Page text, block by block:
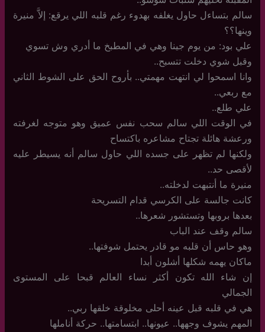
سالم بتساءل حاول يغلفه بهدوء رغم قلبه اللي يرقع: إلاَّ منيرة
وينها؟؟
علي بود: من يوم جينا وهي في المطبخ ما أدري وش تسوي
وقبل شوي دخلت تتسبح..
وانا اسمحوا لي انتهت مهمتي.. بأروح الحق على الشوط الثاني
مع ربعي..
علي طلع..
في الوقت اللي سالم سحب نفس عميق وهو متوجه لغرفته
ورعشة هائلة تجتاح مشاعره باكتساح
ولكنها لم تظهر على جسده اللي حاول سالم أنه يسيطر عليه
لأقصى حد..
منيرة ما أنتبهت لدخلته..
كانت جالسة على الكرسي قدام التسريحة
بعدها بروبها وتستشور شعرها..
سالم وقف عند الباب
وهو حاس أن قلبه مو قادر يحتمل شوفتها..
ماكان يهمه شكلها أشلون أبدا
إن شاء الله تكون أكثر نساء العالم قبحا على المستوى
الجمالي
هي في قلبه قبل عينه أحلى مخلوقة خلقها ربي..
المهم يشوف وجهها.. عيونها.. ابتسامتها.. حركة أناملها